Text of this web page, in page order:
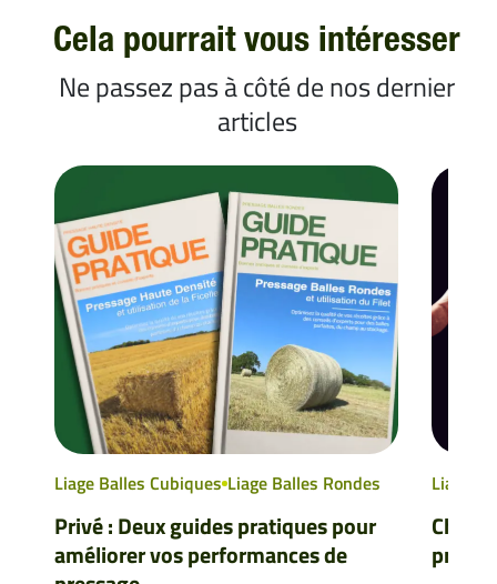
Cela pourrait vous intéresser
Ne passez pas à côté de nos dernier
articles
Liage Balles Cubiques Liage Balles Rondes
Privé : Deux guides pratiques pour
améliorer vos performances de
Liage